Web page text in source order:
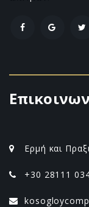
Ερμή και
+30 28111